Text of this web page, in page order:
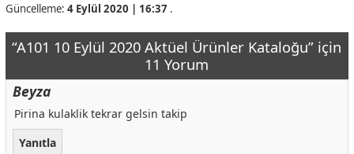
Güncelleme: 4 Eylül 2020 | 16:37 .
“A101 10 Eylül 2020 Aktüel Ürünler Kataloğu” için
11 Yorum
Beyza
Pirina kulaklik tekrar gelsin takip
Yanıtla